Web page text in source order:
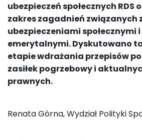
ubezpieczeń społecznych RDS
zakres zagadnień związanych
ubezpieczeniami społecznymi
emerytalnymi. Dyskutowano
etapie wdrażania przepisów
zasiłek pogrzebowy i
prawnych.
Renata Górna, Wydział Polityki